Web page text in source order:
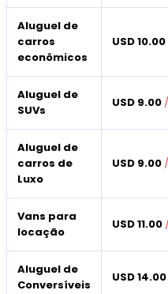
Aluguel de
carros
econômicos
USD 10.00
Aluguel de
SUVs
USD 9.00
Aluguel de
carros de
Luxo
USD 9.00
Vans para
locação
USD 11.00
Aluguel de
Conversíveis
USD 14.00